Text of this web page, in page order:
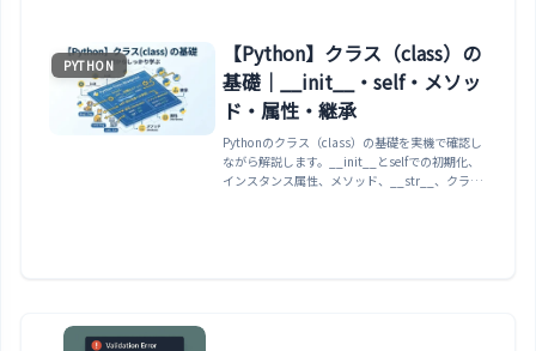
書化、zip(*)での転置、zip_longest、zipが一度
しか回せない点まで整理します。
PYTHON
【Python】クラス（class）の
基礎｜__init__・self・メソッ
ド・属性・継承
Pythonのクラス（class）の基礎を実機で確認し
ながら解説します。__init__とselfでの初期化、
インスタンス属性、メソッド、__str__、クラス